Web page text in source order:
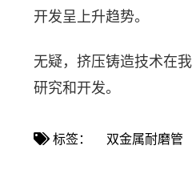
开发呈上升趋势。
无疑，挤压铸造技术在
研究和开发。
标签： 双金属耐磨管